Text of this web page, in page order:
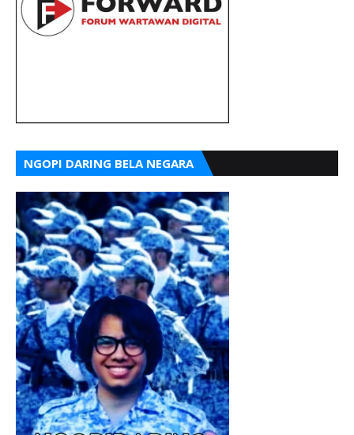
NGOPI DARING BELA NEGARA